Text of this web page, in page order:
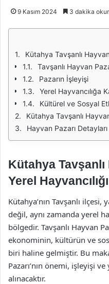
9 Kasım 2024 3 dakika
Kütahya Tavşanlı Hayvan
Tavşanlı Hayvan
Pazarın İşleyişi
Yerel Hayvancılığa
Kültürel ve Sosyal
Kütahya Tavşanlı Hayvan
Hayvan Pazarı Detayları
Kütahya Tavşanlı
Yerel
Kütahya’nın Tavşanlı
değil, aynı zamanda yerel
bölgedir. Tavşanlı Hayvan
ekonominin, kültürün ve
biri haline gelmiştir. Bu
Pazarı’nın önemi, işleyişi
alınacaktır.